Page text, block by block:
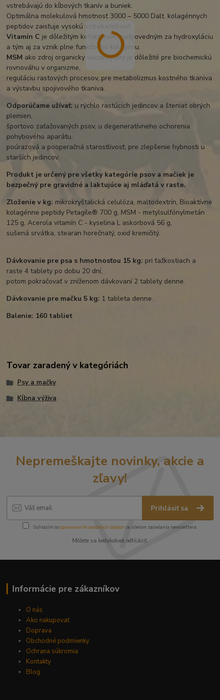
vstrebávajú do kĺbových tkanív a buniek.
Optimálna molekulová hmotnosť 3000 – 5000 Dalt. kolagénnych
peptidov zaisťuje vysokú vstrebateľnosť.
Vitamín C je dôležitým kofaktorom, zodpovedným za hydroxyláciu
a tým aj za vznik plne funkčného kolagénu.
MSM ako zdroj organicky viazanej síry je dôležité pre biochemickú
rovnováhu v organizme,
reguláciu rastových procesov, pre metabolizmus kostného tkaniva
a výstavbu spojivového tkaniva.
Odporúčame užívať: u rýchlo rastúcich jedincov a šteniat obrých
plemien,
športovo zaťažovaných psov, u degeneratívneho ochorenia
pohybového aparátu,
poúrazová a pooperačná starostlivosť, pre zlepšenie hybnosti u
starších jedincov.
Produkt je určený pre všetky kategórie psov a mačiek je
bezpečný pre gravidné a laktujúce aj mláďatá v raste.
Zloženie v kg: mikrokryštalická celulóza, maltodextrín, Bioaktívne
kolagénne peptidy Petagile® 700 g, MSM - metylsulfónylmetán
125 g, Acerola vitamín C - kyselina L askorbová 56 g,
sušená srvátka, stearan horečnatý, oxid kremičitý.
Dávkovanie pre psa s hmotnosťou 15 kg: pri ťažkostiach a
raste 4 tablety po dobu 20 dní,
potom pokračovať v zníženom dávkovaní 2 tablety denne.
Dávkovanie pre mačku 5 kg: 1 tableta denne.
Balenie: 160 tabliet
Tovar zaradený v kategóriách
Psy a mačky
Kĺbna výživa
Nepremeškajte novinky, akcie a
zľavy!
Prihlásiť sa
Súhlasím sospracovaním osobných údajov za účelom zasielania newslettera.
Môžete sa kedykoľvek odhlásiť.
Informácie pre zákazníkov
O nás
Ako nakupovať
Doprava
Obchodné podmienky
Ochrana súkromia
Kontakty
Blog